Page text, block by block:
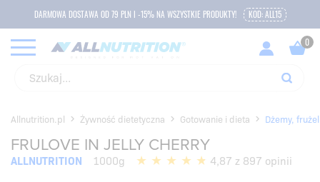
DARMOWA DOSTAWA OD 79 PLN I -15% NA WSZYSTKIE PRODUKTY! KOD: ALL15
Allnutrition.pl Żywność dietetyczna Gotowanie i dieta Dżemy,
FRULOVE IN JELLY CHERRY
ALLNUTRITION 1000g 4,87 z 897 opinii